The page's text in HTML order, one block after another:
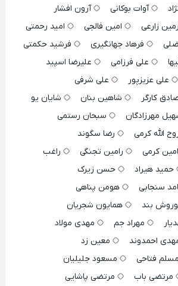
آوات بوکانی
آرون افشار
زارعی امین فالجی
امید رحمتی
فرهاد جهانگیری
فرشید حکمتی
علی فرزامی
علیرضا اسپید
علی عزیزپور
علی شرفی
کارگر شاهین بنان
شایان یو
مهرزادگان
سبحان رستمی
الله کرمی
رضا سگوند
کرمی رامین تجنگی
راغب
حمید هیراد
حسن زیرک
سنجابی
هومن پناهی
بند
همایون شجریان
مهراد جم
مهدی مولاد
احمدوند
معین زد
مسلم فتاحی
مسعود جلیلیان
مرتضی باب
مرتضی پاشایی